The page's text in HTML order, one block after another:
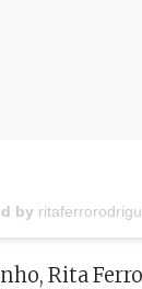
by
Rita